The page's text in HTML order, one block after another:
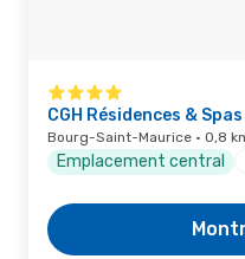
CGH Résidences &
Bourg-Saint-Maurice · 0,8
Emplacement central